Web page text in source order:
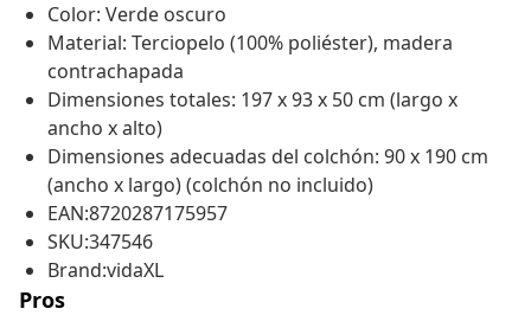
Color: Verde oscuro
Material: Terciopelo (100% poliéster), madera
contrachapada
Dimensiones totales: 197 x 93 x 50 cm (largo x
ancho x alto)
Dimensiones adecuadas del colchón: 90 x 190 cm
(ancho x largo) (colchón no incluido)
EAN:8720287175957
SKU:347546
Brand:vidaXL
Pros